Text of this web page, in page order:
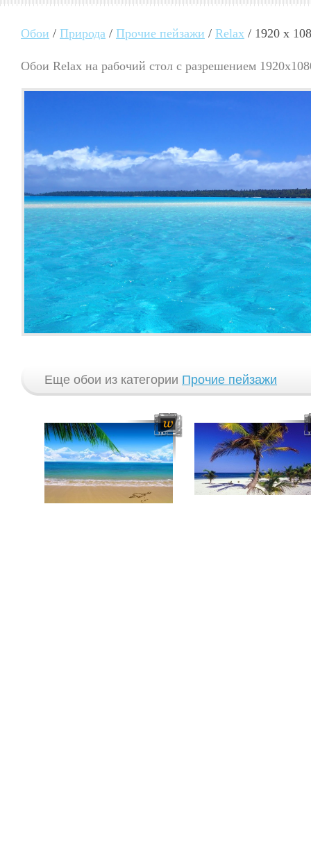
Обои / Природа / Прочие пейзажи / Relax / 1920 x
Обои Relax на рабочий стол с разрешением
Еще обои из категории Прочие пейзажи